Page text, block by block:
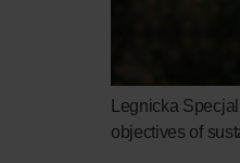
Legnicka
objectives of